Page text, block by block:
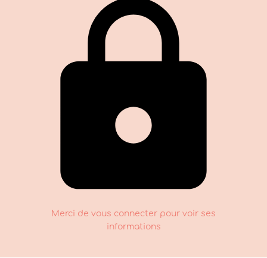
Merci de vous connecter pour voir ses
informations